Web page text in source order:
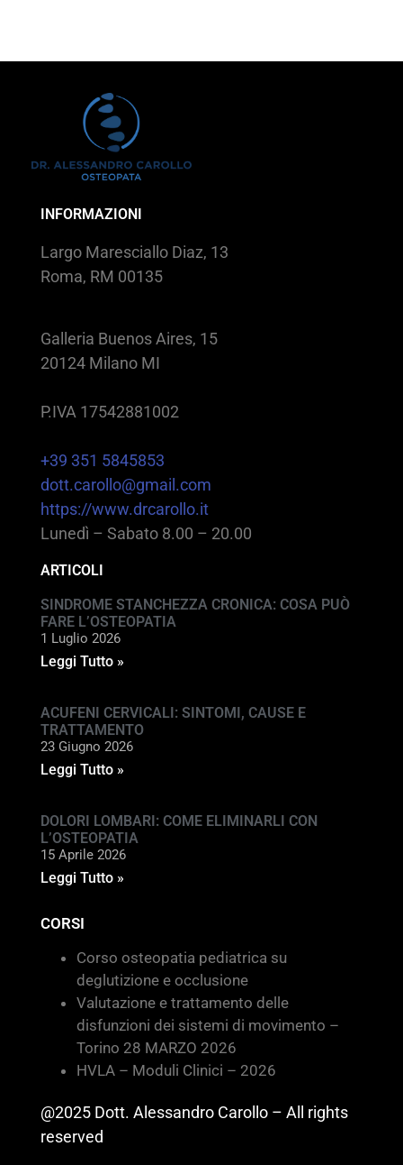
INFORMAZIONI
Largo Maresciallo Diaz, 13
Roma, RM 00135
Galleria Buenos Aires, 15
20124 Milano MI
P.IVA 17542881002
+39 351 5845853
dott.carollo@gmail.com
https://www.drcarollo.it
Lunedì – Sabato 8.00 – 20.00
ARTICOLI
SINDROME STANCHEZZA CRONICA: COSA PUÒ
FARE L’OSTEOPATIA
1 Luglio 2026
Leggi Tutto »
ACUFENI CERVICALI: SINTOMI, CAUSE E
TRATTAMENTO
23 Giugno 2026
Leggi Tutto »
DOLORI LOMBARI: COME ELIMINARLI CON
L’OSTEOPATIA
15 Aprile 2026
Leggi Tutto »
CORSI
Corso osteopatia pediatrica su
deglutizione e occlusione
Valutazione e trattamento delle
disfunzioni dei sistemi di movimento –
Torino 28 MARZO 2026
HVLA – Moduli Clinici – 2026
@2025 Dott. Alessandro Carollo – All rights
reserved